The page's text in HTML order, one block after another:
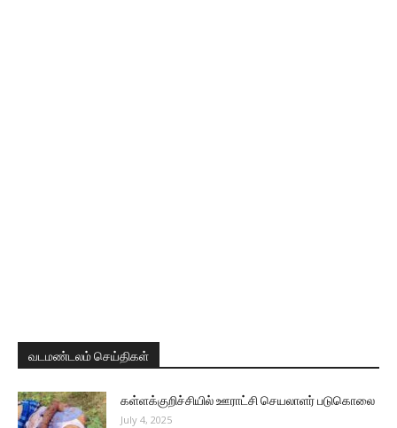
வடமண்டலம் செய்திகள்
கள்ளக்குறிச்சியில் ஊராட்சி செயலாளர் படுகொலை
July 4, 2025